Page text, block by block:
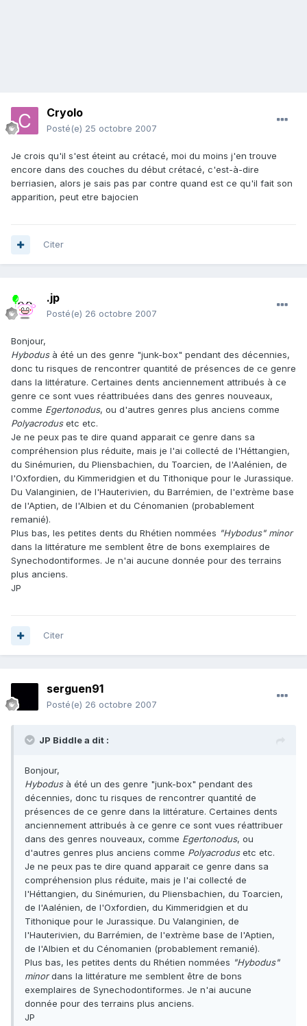
Cryolo
Posté(e) 25 octobre 2007
Je crois qu'il s'est éteint au crétacé, moi du moins j'en trouve
encore dans des couches du début crétacé, c'est-à-dire
berriasien, alors je sais pas par contre quand est ce qu'il fait son
apparition, peut etre bajocien
Citer
.jp
Posté(e) 26 octobre 2007
Bonjour,
Hybodusà été un des genre "junk-box" pendant des décennies,
donc tu risques de rencontrer quantité de présences de ce genre
dans la littérature. Certaines dents anciennement attribués à ce
genre ce sont vues réattribuées dans des genres nouveaux,
comme Egertonodus, ou d'autres genres plus anciens comme
Polyacrodusetc etc.
Je ne peux pas te dire quand apparait ce genre dans sa
compréhension plus réduite, mais je l'ai collecté de l'Héttangien,
du Sinémurien, du Pliensbachien, du Toarcien, de l'Aalénien, de
l'Oxfordien, du Kimmeridgien et du Tithonique pour le Jurassique.
Du Valanginien, de l'Hauterivien, du Barrémien, de l'extrème base
de l'Aptien, de l'Albien et du Cénomanien (probablement
remanié).
Plus bas, les petites dents du Rhétien nommées "Hybodus" minor
dans la littérature me semblent être de bons exemplaires de
Synechodontiformes. Je n'ai aucune donnée pour des terrains
plus anciens.
JP
Citer
serguen91
Posté(e) 26 octobre 2007
JP Biddle a dit :
Bonjour,
Hybodusà été un des genre "junk-box" pendant des
décennies, donc tu risques de rencontrer quantité de
présences de ce genre dans la littérature. Certaines dents
anciennement attribués à ce genre ce sont vues réattribuer
dans des genres nouveaux, comme Egertonodus, ou
d'autres genres plus anciens comme Polyacrodusetc etc.
Je ne peux pas te dire quand apparait ce genre dans sa
compréhension plus réduite, mais je l'ai collecté de
l'Héttangien, du Sinémurien, du Pliensbachien, du Toarcien,
de l'Aalénien, de l'Oxfordien, du Kimmeridgien et du
Tithonique pour le Jurassique. Du Valanginien, de
l'Hauterivien, du Barrémien, de l'extrème base de l'Aptien,
de l'Albien et du Cénomanien (probablement remanié).
Plus bas, les petites dents du Rhétien nommées "Hybodus"
minordans la littérature me semblent être de bons
exemplaires de Synechodontiformes. Je n'ai aucune
donnée pour des terrains plus anciens.
JP